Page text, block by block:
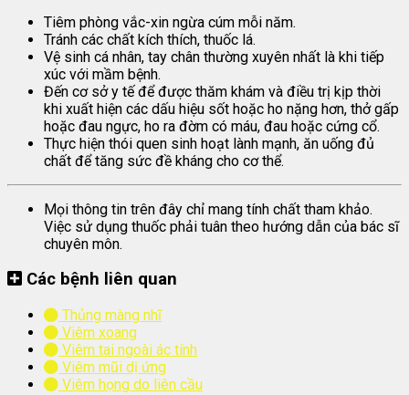
Tiêm phòng vắc-xin ngừa cúm mỗi năm.
Tránh các chất kích thích, thuốc lá.
Vệ sinh cá nhân, tay chân thường xuyên nhất là khi tiếp
xúc với mầm bệnh.
Đến cơ sở y tế để được thăm khám và điều trị kịp thời
khi xuất hiện các dấu hiệu sốt hoặc ho nặng hơn, thở gấp
hoặc đau ngực, ho ra đờm có máu, đau hoặc cứng cổ.
Thực hiện thói quen sinh hoạt lành mạnh, ăn uống đủ
chất để tăng sức đề kháng cho cơ thể.
Mọi thông tin trên đây chỉ mang tính chất tham khảo.
Việc sử dụng thuốc phải tuân theo hướng dẫn của bác sĩ
chuyên môn.
Các bệnh liên quan
Thủng màng nhĩ
Viêm xoang
Viêm tai ngoài ác tính
Viêm mũi dị ứng
Viêm họng do liên cầu